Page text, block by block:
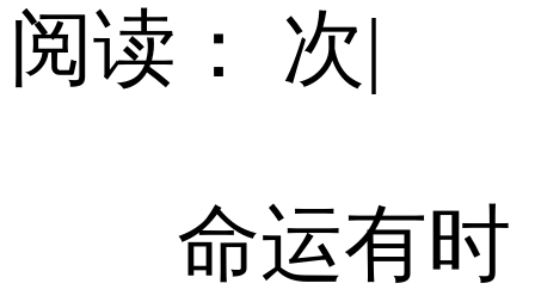
阅读： 次|
命运有时